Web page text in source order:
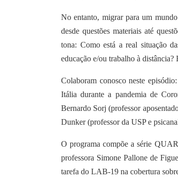
No entanto, migrar para um
desde questões materiais até
tona: Como está a real situação
educação e/ou trabalho à
Colaboram conosco neste
Itália durante a pandemia de
Bernardo Sorj (professor
Dunker (professor da USP e
O programa compõe a série
professora Simone Pallone de
tarefa do LAB-19 na cobertura